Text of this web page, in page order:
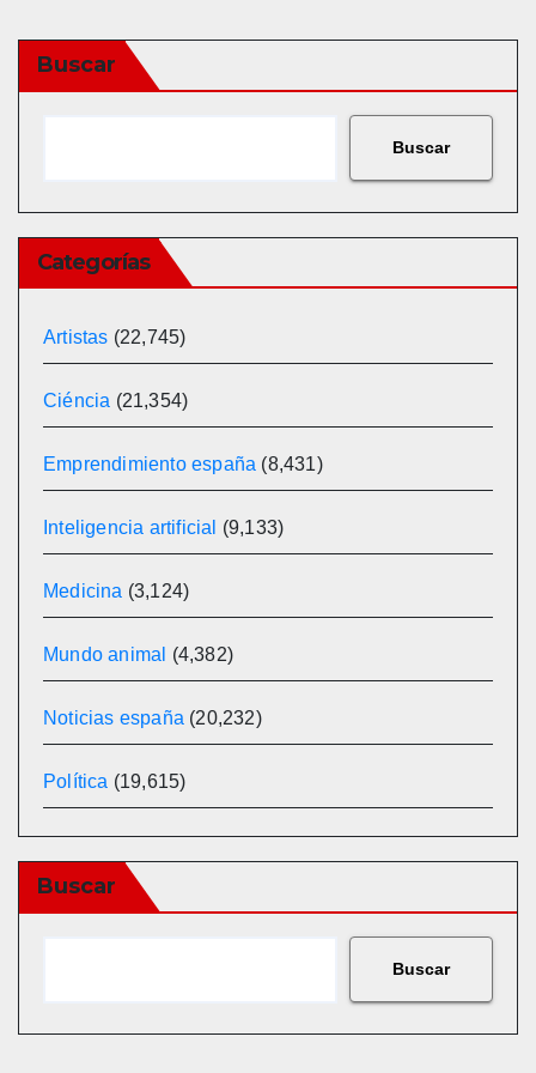
Buscar
Buscar
Categorías
Artistas (22,745)
Ciéncia (21,354)
Emprendimiento españa (8,431)
Inteligencia artificial (9,133)
Medicina (3,124)
Mundo animal (4,382)
Noticias españa (20,232)
Política (19,615)
Buscar
Buscar